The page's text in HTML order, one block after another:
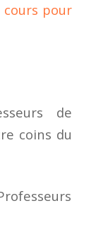
cours pour
de
coins du